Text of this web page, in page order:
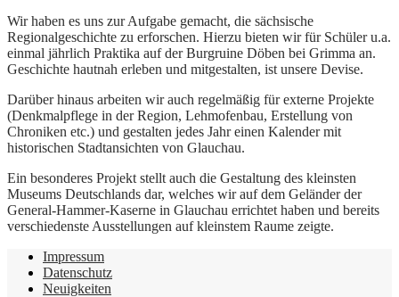
Wir haben es uns zur Aufgabe gemacht, die sächsische
Regionalgeschichte zu erforschen. Hierzu bieten wir für Schüler u.a.
einmal jährlich Praktika auf der Burgruine Döben bei Grimma an.
Geschichte hautnah erleben und mitgestalten, ist unsere Devise.
Darüber hinaus arbeiten wir auch regelmäßig für externe Projekte
(Denkmalpflege in der Region, Lehmofenbau, Erstellung von
Chroniken etc.) und gestalten jedes Jahr einen Kalender mit
historischen Stadtansichten von Glauchau.
Ein besonderes Projekt stellt auch die Gestaltung des kleinsten
Museums Deutschlands dar, welches wir auf dem Geländer der
General-Hammer-Kaserne in Glauchau errichtet haben und bereits
verschiedenste Ausstellungen auf kleinstem Raume zeigte.
Impressum
Datenschutz
Neuigkeiten